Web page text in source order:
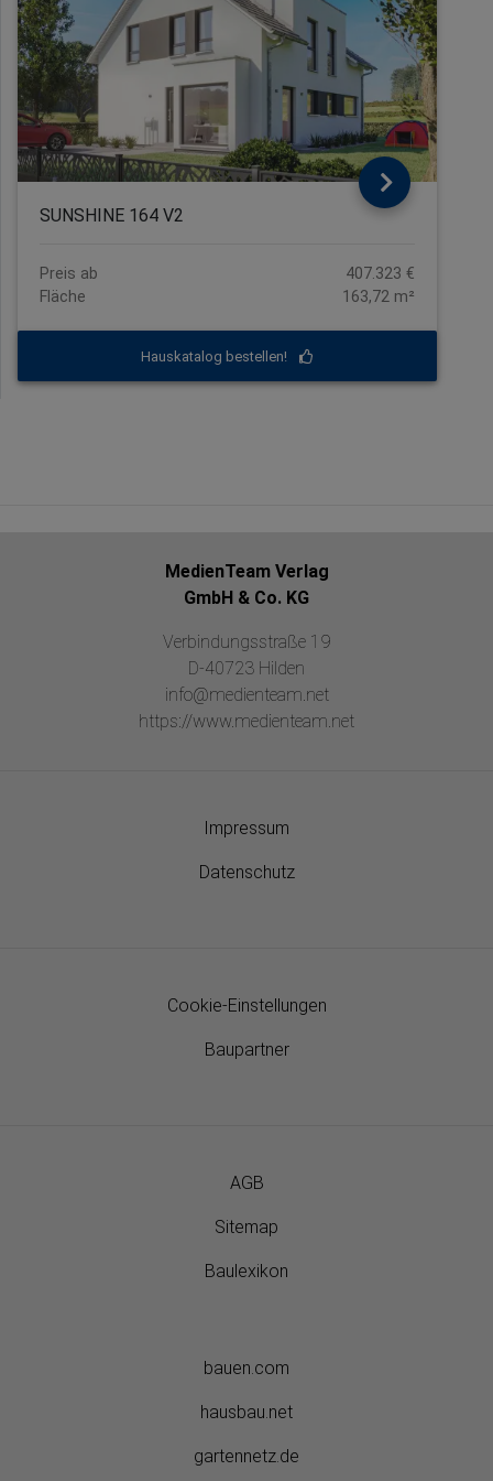
SUNSHINE 164 V2
Preis ab
407.323 €
Fläche
163,72 m²
Hauskatalog bestellen!
MedienTeam Verlag
GmbH & Co. KG
Verbindungsstraße 19
D-40723 Hilden
info@medienteam.net
https://www.medienteam.net
Impressum
Datenschutz
Cookie-Einstellungen
Baupartner
AGB
Sitemap
Baulexikon
bauen.com
hausbau.net
gartennetz.de